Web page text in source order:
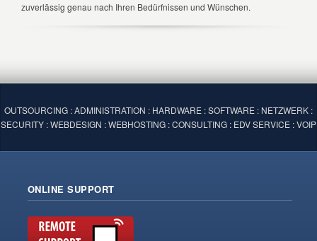
zuverlässig genau nach Ihren Bedürfnissen und Wünschen.
OUTSOURCING : ADMINISTRATION : HARDWARE : SOFTWARE : NETZWERK :
SECURITY : WEBDESIGN : WEBHOSTING : CONSULTING : EDV SERVICE : VOIP
ONLINE SUPPORT